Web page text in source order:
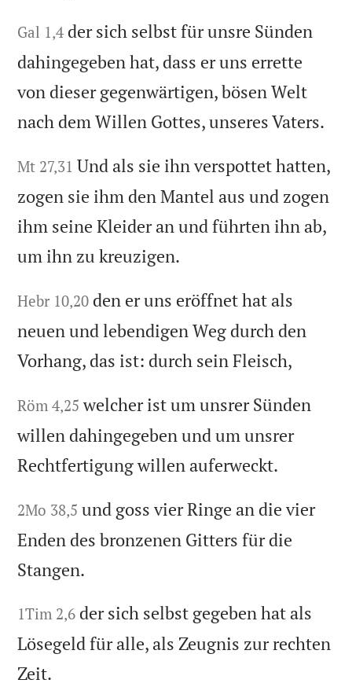
Gal 1,4 der sich selbst für unsre Sünden
dahingegeben hat, dass er uns errette
von dieser gegenwärtigen, bösen Welt
nach dem Willen Gottes, unseres Vaters.
Mt 27,31 Und als sie ihn verspottet hatten,
zogen sie ihm den Mantel aus und zogen
ihm seine Kleider an und führten ihn ab,
um ihn zu kreuzigen.
Hebr 10,20 den er uns eröffnet hat als
neuen und lebendigen Weg durch den
Vorhang, das ist: durch sein Fleisch,
Röm 4,25 welcher ist um unsrer Sünden
willen dahingegeben und um unsrer
Rechtfertigung willen auferweckt.
2Mo 38,5 und goss vier Ringe an die vier
Enden des bronzenen Gitters für die
Stangen.
1Tim 2,6 der sich selbst gegeben hat als
Lösegeld für alle, als Zeugnis zur rechten
Zeit.